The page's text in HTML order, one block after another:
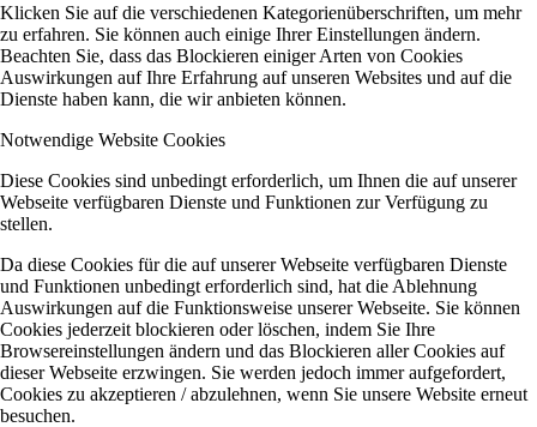
Klicken Sie auf die verschiedenen Kategorienüberschriften, um mehr
zu erfahren. Sie können auch einige Ihrer Einstellungen ändern.
Beachten Sie, dass das Blockieren einiger Arten von Cookies
Auswirkungen auf Ihre Erfahrung auf unseren Websites und auf die
Dienste haben kann, die wir anbieten können.
Notwendige Website Cookies
Diese Cookies sind unbedingt erforderlich, um Ihnen die auf unserer
Webseite verfügbaren Dienste und Funktionen zur Verfügung zu
stellen.
Da diese Cookies für die auf unserer Webseite verfügbaren Dienste
und Funktionen unbedingt erforderlich sind, hat die Ablehnung
Auswirkungen auf die Funktionsweise unserer Webseite. Sie können
Cookies jederzeit blockieren oder löschen, indem Sie Ihre
Browsereinstellungen ändern und das Blockieren aller Cookies auf
dieser Webseite erzwingen. Sie werden jedoch immer aufgefordert,
Cookies zu akzeptieren / abzulehnen, wenn Sie unsere Website erneut
besuchen.